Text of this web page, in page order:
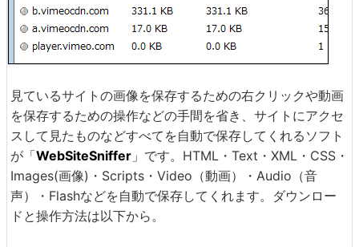
見ているサイトの画像を保存するための右クリックや動画
を保存するための操作などの手間を省き、サイトにアクセ
スして見たものなどすべてを自動で保存してくれるソフト
が「WebSiteSniffer 」です。HTML・Text・XML・CSS・
Images(画像)・Scripts・Video（動画）・Audio（音
声）・Flashなどを自動で保存してくれます。ダウンロー
ドと操作方法は以下から。